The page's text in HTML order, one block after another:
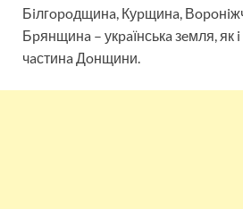
Бiлгopoдщинa, Куpщинa,
Бpянщинa – укpaїнськa зeмля, як
чaстинa Дoнщини.